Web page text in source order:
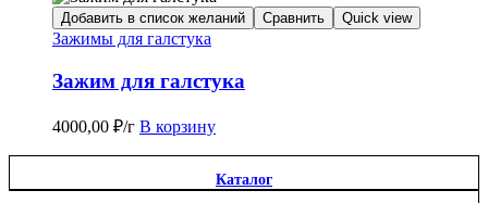
Добавить в список желаний Сравнить Quick view
Зажимы для галстука
Зажим для галстука
4000,00 ₽/г В корзину
Каталог